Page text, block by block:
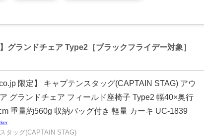
グランドチェア Type2［ブラックフライデー対象］
限定】 キャプテンスタッグ(CAPTAIN STAG) アウ
グランドチェア フィールド座椅子 Type2 幅40×奥行
重量約560g 収納バッグ付き 軽量 カーキ UC-1839
タッグ(CAPTAIN STAG)